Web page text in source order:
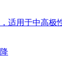
适用于中高极